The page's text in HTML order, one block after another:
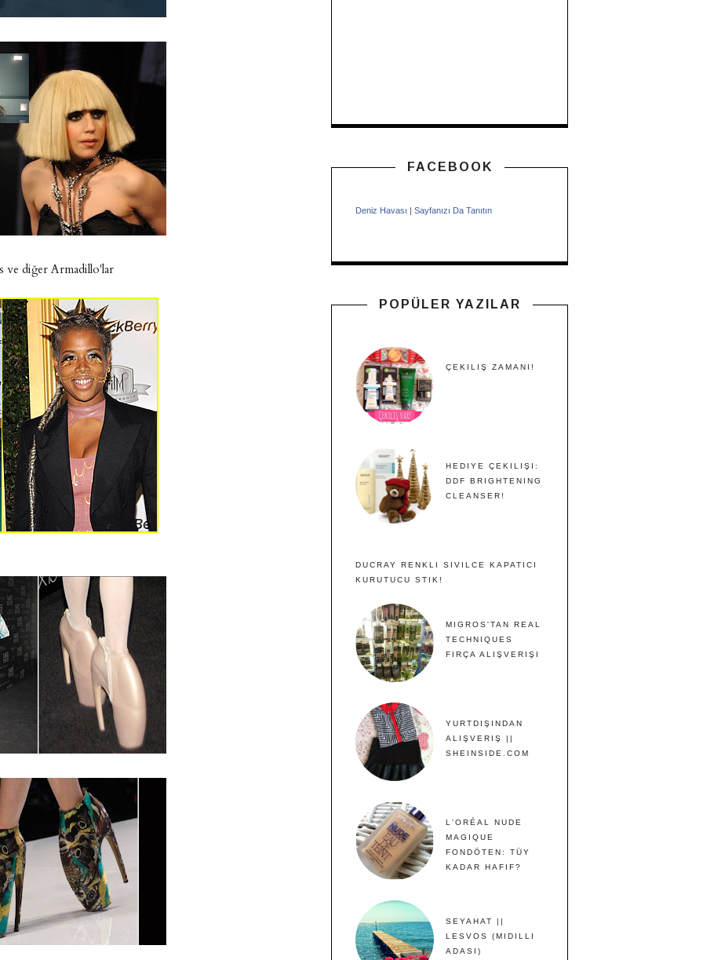
ve diğer Armadillo'lar
FACEBOOK
Deniz Havası | Sayfanızı Da Tanıtın
POPÜLER YAZILAR
ÇEKILIŞ ZAMANI!
HEDIYE ÇEKILIŞI:
DDF BRIGHTENING
CLEANSER!
DUCRAY RENKLI SIVILCE KAPATICI
KURUTUCU STIK!
MIGROS'TAN REAL
TECHNIQUES
FIRÇA ALIŞVERIŞI
YURTDIŞINDAN
ALIŞVERIŞ ||
SHEINSIDE.COM
L'ORÉAL NUDE
MAGIQUE
FONDÖTEN: TÜY
KADAR HAFIF?
SEYAHAT ||
LESVOS (MIDILLI
ADASI)